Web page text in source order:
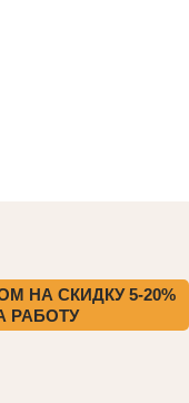
НА СКИДКУ 5-20%
РАБОТУ